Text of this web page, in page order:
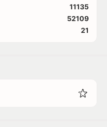
11135
52109
21